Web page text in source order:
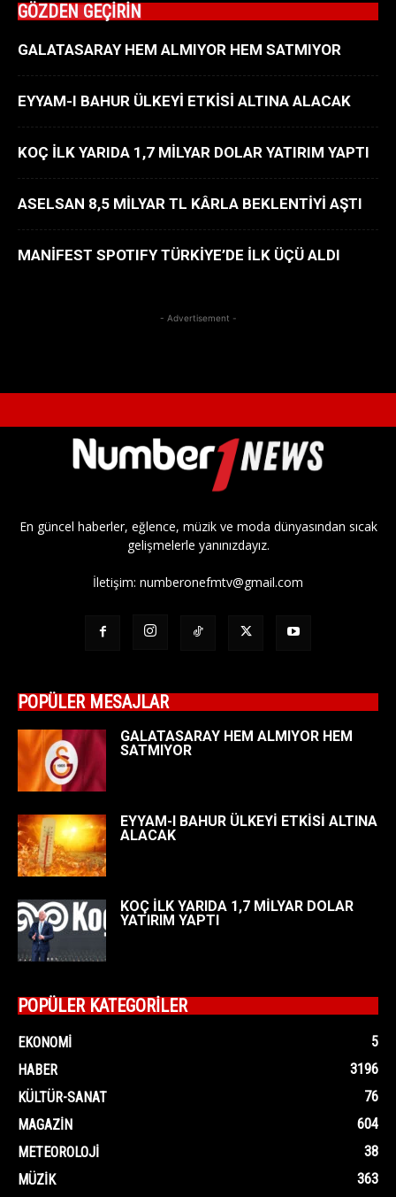
GÖZDEN GEÇİRİN
GALATASARAY HEM ALMIYOR HEM SATMIYOR
EYYAM-I BAHUR ÜLKEYİ ETKİSİ ALTINA ALACAK
KOÇ İLK YARIDA 1,7 MİLYAR DOLAR YATIRIM YAPTI
ASELSAN 8,5 MİLYAR TL KÂRLA BEKLENTİYİ AŞTI
MANİFEST SPOTIFY TÜRKİYE’DE İLK ÜÇÜ ALDI
- Advertisement -
En güncel haberler, eğlence, müzik ve moda dünyasından sıcak
gelişmelerle yanınızdayız.
İletişim: numberonefmtv@gmail.com
POPÜLER MESAJLAR
GALATASARAY HEM ALMIYOR HEM
SATMIYOR
EYYAM-I BAHUR ÜLKEYİ ETKİSİ ALTINA
ALACAK
KOÇ İLK YARIDA 1,7 MİLYAR DOLAR
YATIRIM YAPTI
POPÜLER KATEGORİLER
EKONOMI
5
HABER
3196
KÜLTÜR-SANAT
76
MAGAZIN
604
METEOROLOJI
38
MÜZIK
363